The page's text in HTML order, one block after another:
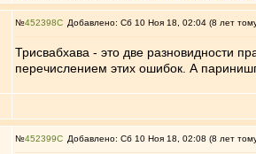
№452398 Добавлено: Сб 10 Ноя 18, 02:04 (8 лет
Трисвабхава - это две разновидности
перечислением этих ошибок. А
№452399 Добавлено: Сб 10 Ноя 18, 02:08 (8 лет